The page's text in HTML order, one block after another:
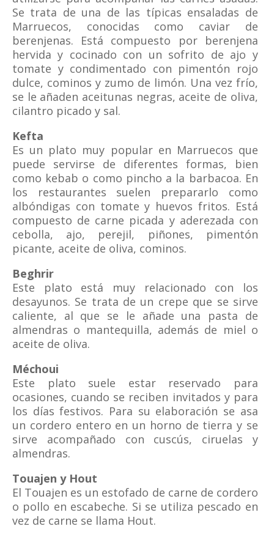
Se trata de una de las típicas ensaladas de
Marruecos, conocidas como caviar de
berenjenas. Está compuesto por berenjena
hervida y cocinado con un sofrito de ajo y
tomate y condimentado con pimentón rojo
dulce, cominos y zumo de limón. Una vez frío,
se le añaden aceitunas negras, aceite de oliva,
cilantro picado y sal.
Kefta
Es un plato muy popular en Marruecos que
puede servirse de diferentes formas, bien
como kebab o como pincho a la barbacoa. En
los restaurantes suelen prepararlo como
albóndigas con tomate y huevos fritos. Está
compuesto de carne picada y aderezada con
cebolla, ajo, perejil, piñones, pimentón
picante, aceite de oliva, cominos.
Beghrir
Este plato está muy relacionado con los
desayunos. Se trata de un crepe que se sirve
caliente, al que se le añade una pasta de
almendras o mantequilla, además de miel o
aceite de oliva.
Méchoui
Este plato suele estar reservado para
ocasiones, cuando se reciben invitados y para
los días festivos. Para su elaboración se asa
un cordero entero en un horno de tierra y se
sirve acompañado con cuscús, ciruelas y
almendras.
Touajen y Hout
El Touajen es un estofado de carne de cordero
o pollo en escabeche. Si se utiliza pescado en
vez de carne se llama Hout.